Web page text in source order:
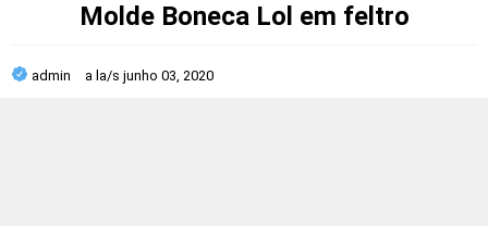
Molde Boneca Lol em feltro
admin a la/s junho 03, 2020